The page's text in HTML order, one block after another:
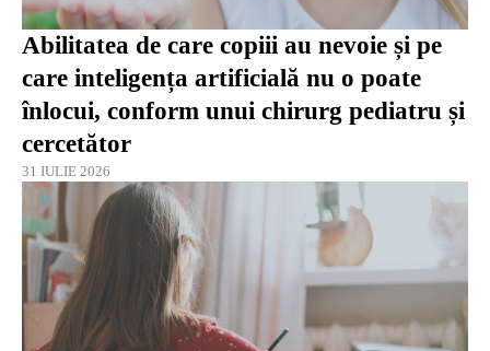
Abilitatea de care copiii au nevoie și pe
care inteligența artificială nu o poate
înlocui, conform unui chirurg pediatru și
cercetător
31 IULIE 2026